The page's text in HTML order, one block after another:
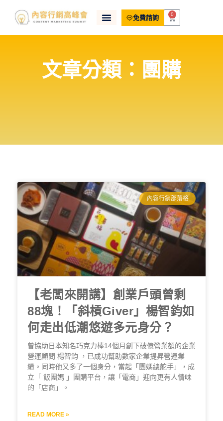
免費諮詢 0
文章分類：團購
內容行銷部落格
【老闆來開講】創業戶頭曾剩
88塊！「斜槓Giver」楊智鈞如
何走出低潮悠遊多元身分？
曾協助日本知名巧克力棒14個月創下破億營業額的企業
營運顧問 楊智鈞 ，已成功幫助數家企業提昇營運業
績。同時他又多了一個身分，當起「團媽總舵手」，成
立「 飯團媽 」團購平台，讓「電商」迎向更有人情味
的「店商」。
READ MORE »